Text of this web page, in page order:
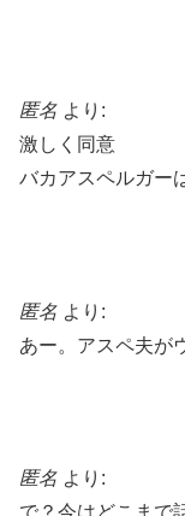
匿名 より:
激しく同意
バカアスペルガー
匿名 より:
あー。アスペ夫が
匿名 より: